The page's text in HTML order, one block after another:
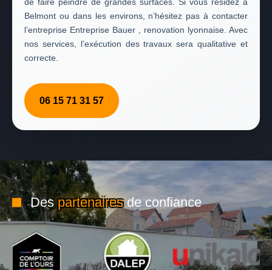
Belmont ou dans les environs, n’hésitez pas à contacter
l’entreprise Entreprise Bauer , renovation lyonnaise. Avec
nos services, l’exécution des travaux sera qualitative et
correcte.
06 15 71 31 57
Despartenairesde confiance